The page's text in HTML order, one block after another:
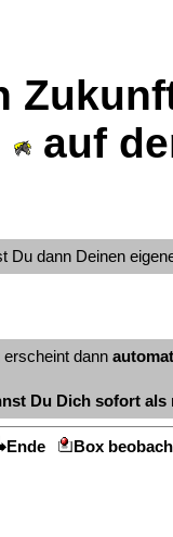
auf
Du dann Deinen
erscheint dann
Du Dich sofort
Ende Box